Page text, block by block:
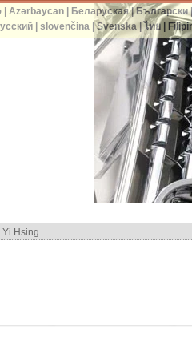
Azərbaycan| Беларуская|Български
|
|slovenčina |Svenska |ไทย